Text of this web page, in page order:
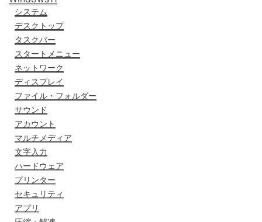
システム
デスクトップ
タスクバー
スタートメニュー
ネットワーク
ディスプレイ
ファイル・フォルダー
サウンド
アカウント
マルチメディア
文字入力
ハードウェア
プリンター
セキュリティ
アプリ